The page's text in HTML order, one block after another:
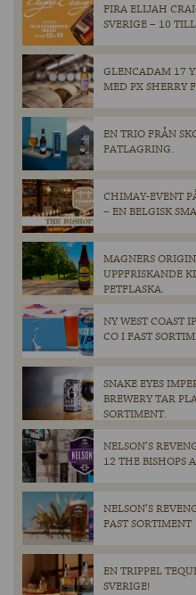
FIRA ELIJAH
SVERIGE – 10
GLENCADAM 17
MED PX SHERRY
EN TRIO FRÅN
FATLAGRING.
CHIMAY-EVENT
– EN BELGISK
MAGNERS
UPPFRISKANDE
PETFLASKA.
NY WEST COAST
CO I FAST
SNAKE EYES
BREWERY TAR
SORTIMENT.
NELSON’S
12 THE BISHOPS
NELSON’S
FAST SORTIMENT
EN TRIPPEL
SVERIGE!